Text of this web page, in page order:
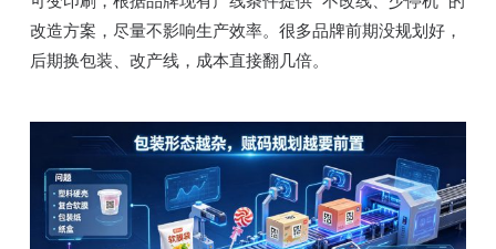
改造方案，尽量不影响生产效率。很多品牌前期没规划好，
后期换包装、改产线，成本直接翻几倍。